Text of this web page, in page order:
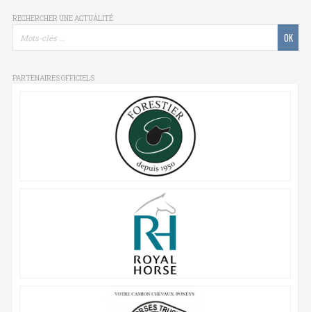
RECHERCHER UNE ACTUALITÉ
PARTENAIRES OFFICIELS